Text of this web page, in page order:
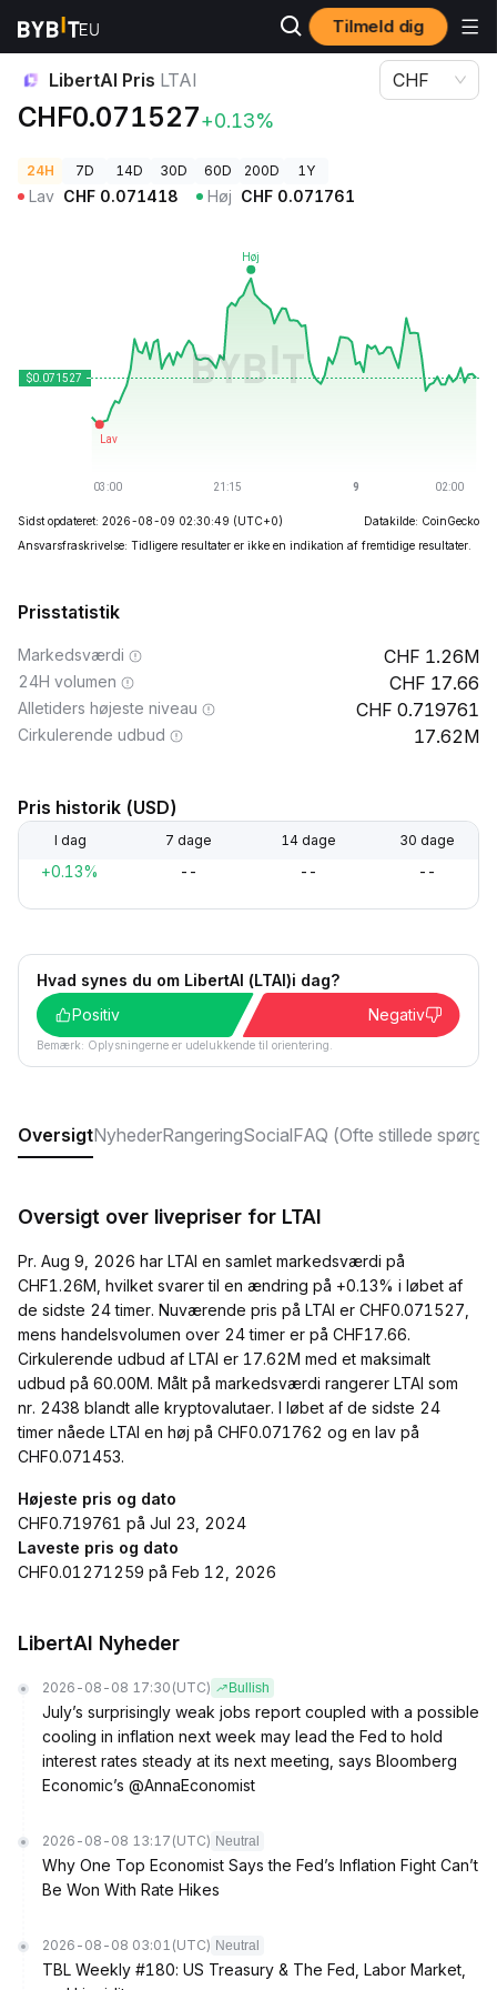
Tilmeld dig
Kryptopriser
LibertAI Pris LTAI
CHF0.071527+0.13%
CHF
24H 7D 14D 30D 60D 200D 1Y
Lav CHF 0.071418 Høj CHF 0.071761
Sidst opdateret: 2026-08-09 02:30:49 (UTC+0)
Datakilde: CoinGecko
Ansvarsfraskrivelse: Tidligere resultater er ikke en indikation af fremtidige resultater.
Prisstatistik
Markedsværdi 1.26M
24H volumen 17.66
Alletiders højeste niveau 0.719761
Cirkulerende udbud 17.62M
Pris historik (USD)
I dag 7 dage 14 dage 30 dage
+0.13% -- -- --
Hvad synes du om LibertAI (LTAI)i dag?
Positiv
Negativ
Bemærk: Oplysningerne er udelukkende til orientering.
OversigtNyhederRangeringSocialFAQ (Ofte stillede
Oversigt over livepriser for LTAI
Pr. Aug 9, 2026 har LTAI en samlet markedsværdi på
CHF1.26M, hvilket svarer til en ændring på +0.13% i løbet af
de sidste 24 timer. Nuværende pris på LTAI er CHF0.071527,
mens handelsvolumen over 24 timer er på CHF17.66.
Cirkulerende udbud af LTAI er 17.62M med et maksimalt
udbud på 60.00M. Målt på markedsværdi rangerer LTAI som
nr. 2438 blandt alle kryptovalutaer. I løbet af de sidste 24
timer nåede LTAI en høj på CHF0.071762 og en lav på
CHF0.071453.
Højeste pris og dato
CHF0.719761 på Jul 23, 2024
Laveste pris og dato
CHF0.01271259 på Feb 12, 2026
LibertAI Nyheder
2026-08-08 17:30 (UTC) Bullish
July’s surprisingly weak jobs report coupled with a possible
cooling in inflation next week may lead the Fed to hold
interest rates steady at its next meeting, says Bloomberg
Economic’s @AnnaEconomist
2026-08-08 13:17 (UTC) Neutral
Why One Top Economist Says the Fed’s Inflation Fight Can’t
Be Won With Rate Hikes
2026-08-08 03:01 (UTC) Neutral
TBL Weekly #180: US Treasury & The Fed, Labor Market,